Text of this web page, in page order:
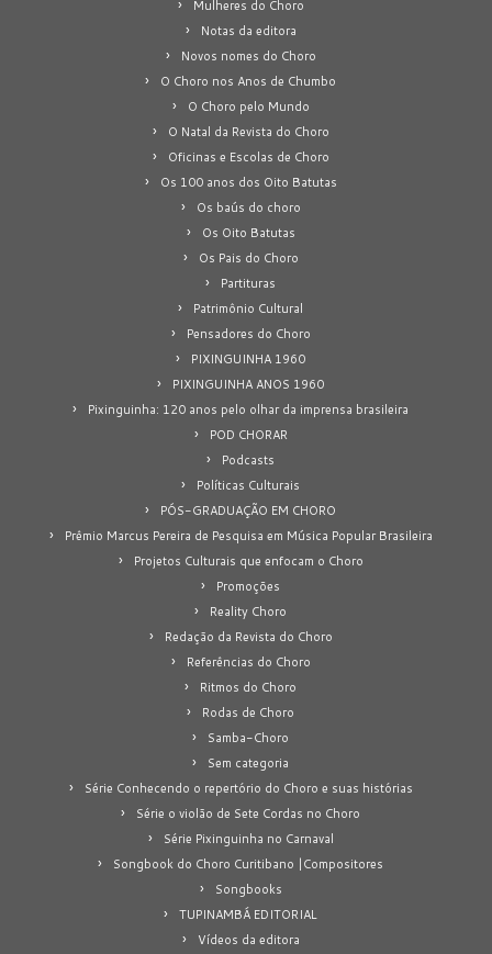
Mulheres do Choro
Notas da editora
Novos nomes do Choro
O Choro nos Anos de Chumbo
O Choro pelo Mundo
O Natal da Revista do Choro
Oficinas e Escolas de Choro
Os 100 anos dos Oito Batutas
Os baús do choro
Os Oito Batutas
Os Pais do Choro
Partituras
Patrimônio Cultural
Pensadores do Choro
PIXINGUINHA 1960
PIXINGUINHA ANOS 1960
Pixinguinha: 120 anos pelo olhar da imprensa brasileira
POD CHORAR
Podcasts
Políticas Culturais
PÓS-GRADUAÇÃO EM CHORO
Prêmio Marcus Pereira de Pesquisa em Música Popular Brasileira
Projetos Culturais que enfocam o Choro
Promoções
Reality Choro
Redação da Revista do Choro
Referências do Choro
Ritmos do Choro
Rodas de Choro
Samba-Choro
Sem categoria
Série Conhecendo o repertório do Choro e suas histórias
Série o violão de Sete Cordas no Choro
Série Pixinguinha no Carnaval
Songbook do Choro Curitibano |Compositores
Songbooks
TUPINAMBÁ EDITORIAL
Vídeos da editora